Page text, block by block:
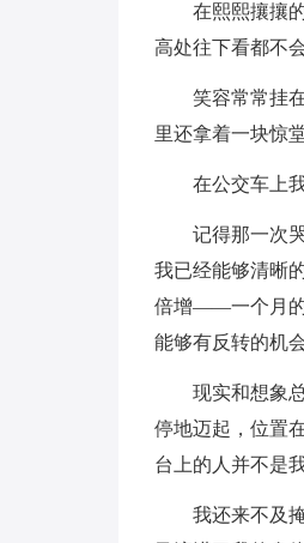
在熙熙攘攘
高处往下看都不
笑容常常挂
里还拿着一块惊
在公交车上
记得那一次
我已经能够清晰
倍增——一个月的
能够有反转的机
现实和想象
停地迈起，位置
台上的人并不是我
我还来不及